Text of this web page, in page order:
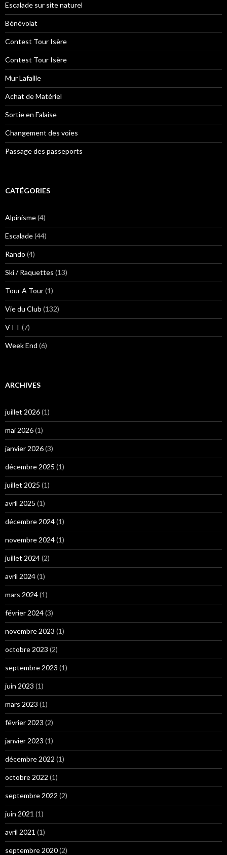
Escalade sur site naturel
Bénévolat
Contest Tour Isère
Contest Tour Isère
Mur Lafaille
Achat de Matériel
Sortie en Falaise
Changement des voies
Passage des passeports
CATÉGORIES
Alpinisme(4)
Escalade(44)
Rando (4)
Ski / Raquettes (13)
Tour A Tour(1)
Vie du Club (132)
VTT (7)
Week End (6)
ARCHIVES
juillet 2026(1)
mai 2026(1)
janvier 2026(3)
décembre 2025 (1)
juillet 2025 (1)
avril 2025 (1)
décembre 2024(1)
novembre 2024(1)
juillet 2024(2)
avril 2024(1)
mars 2024(1)
février 2024(3)
novembre 2023 (1)
octobre 2023 (2)
septembre 2023 (1)
juin 2023 (1)
mars 2023 (1)
février 2023 (2)
janvier 2023 (1)
décembre 2022 (1)
octobre 2022 (1)
septembre 2022 (2)
juin 2021 (1)
avril 2021 (1)
septembre 2020(2)